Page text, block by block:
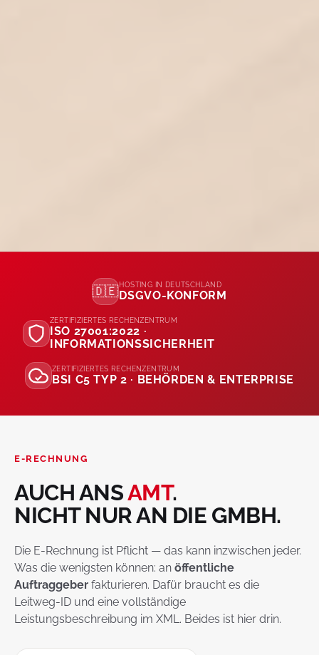
🇩🇪HOSTING IN DEUTSCHLAND
DSGVO-KONFORM
ZERTIFIZIERTES RECHENZENTRUM
ISO 27001:2022 ·
INFORMATIONSSICHERHEIT
ZERTIFIZIERTES RECHENZENTRUM
BSI C5 TYP 2 · BEHÖRDEN & ENTERPRISE
E-RECHNUNG
AUCH ANSAMT.
NICHT NUR AN DIE GMBH.
Die E-Rechnung ist Pflicht — das kann inzwischen jeder.
Was die wenigsten können: an öffentliche
Auftraggeber fakturieren. Dafür braucht es die
Leitweg-ID und eine vollständige
Leistungsbeschreibung im XML. Beides ist hier drin.